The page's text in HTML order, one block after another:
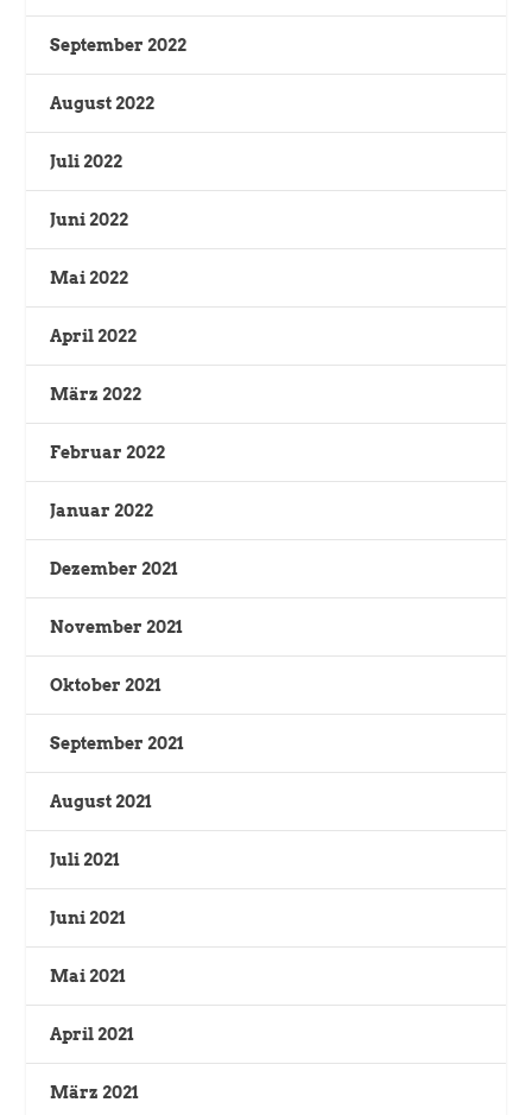
September 2022
August 2022
Juli 2022
Juni 2022
Mai 2022
April 2022
März 2022
Februar 2022
Januar 2022
Dezember 2021
November 2021
Oktober 2021
September 2021
August 2021
Juli 2021
Juni 2021
Mai 2021
April 2021
März 2021